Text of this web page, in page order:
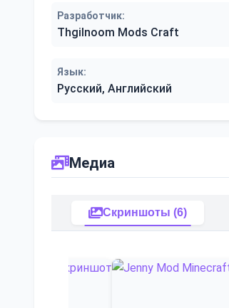
Разработчик:
Thgilnoom Mods Craft
Язык:
Русский, Английский
Медиа
Скриншоты (6)